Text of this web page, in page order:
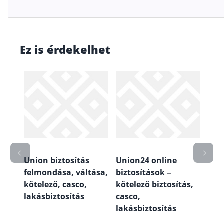
Ez is érdekelhet
Union biztosítás
felmondása, váltása,
kötelező, casco,
lakásbiztosítás
Union24 online
biztosítások –
kötelező biztosítás,
casco,
lakásbiztosítás